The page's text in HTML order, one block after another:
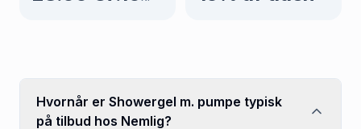
Hvornår er Showergel m. pumpe typisk
på tilbud hos Nemlig?